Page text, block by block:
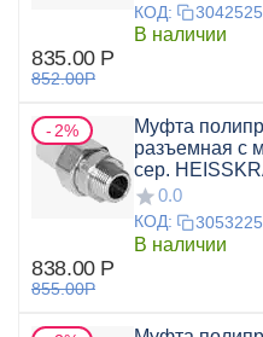
КОД: 3042525
В наличии
835.00 Р
852.00Р
2%
Муфта
разъемная с
сер.
0.0
КОД: 3053225
В наличии
838.00 Р
855.00Р